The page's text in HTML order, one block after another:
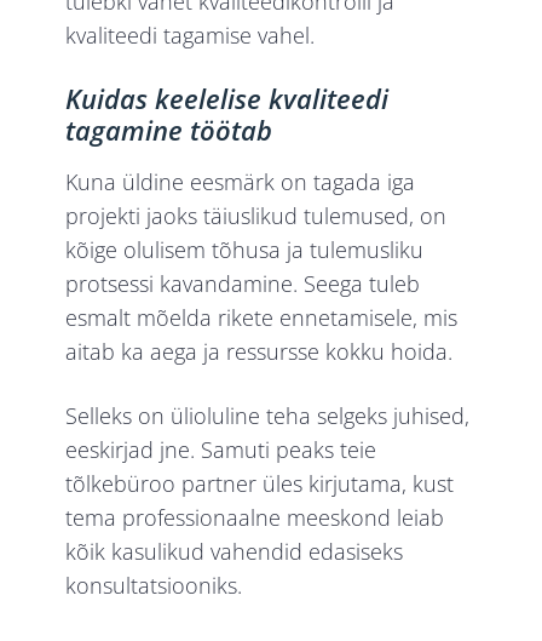
kvaliteedi tagamise vahel.
Kuidas keelelise kvaliteedi
tagamine töötab
Kuna üldine eesmärk on tagada iga
projekti jaoks täiuslikud tulemused, on
kõige olulisem tõhusa ja tulemusliku
protsessi kavandamine. Seega tuleb
esmalt mõelda rikete ennetamisele, mis
aitab ka aega ja ressursse kokku hoida.
Selleks on ülioluline teha selgeks juhised,
eeskirjad jne. Samuti peaks teie
tõlkebüroo partner üles kirjutama, kust
tema professionaalne meeskond leiab
kõik kasulikud vahendid edasiseks
konsultatsiooniks.